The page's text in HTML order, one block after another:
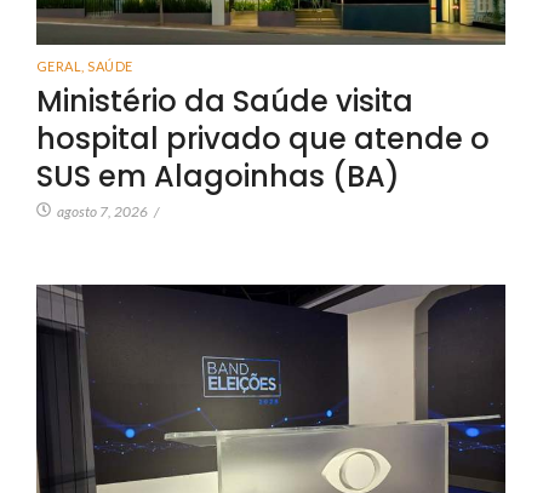
GERAL SAÚDE
Ministério da Saúde visita
hospital privado que atende o
SUS em Alagoinhas (BA)
agosto 7, 2026 /